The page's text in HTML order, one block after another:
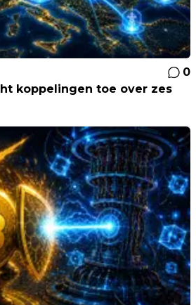
0
koppelingen toe over zes